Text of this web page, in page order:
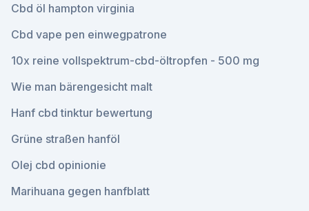
Cbd öl hampton virginia
Cbd vape pen einwegpatrone
10x reine vollspektrum-cbd-öltropfen - 500 mg
Wie man bärengesicht malt
Hanf cbd tinktur bewertung
Grüne straßen hanföl
Olej cbd opinionie
Marihuana gegen hanfblatt